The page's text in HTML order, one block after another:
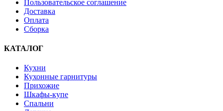
Пользовательское соглашение
Доставка
Оплата
Сборка
КАТАЛОГ
Кухни
Кухонные гарнитуры
Прихожие
Шкафы-купе
Спальни